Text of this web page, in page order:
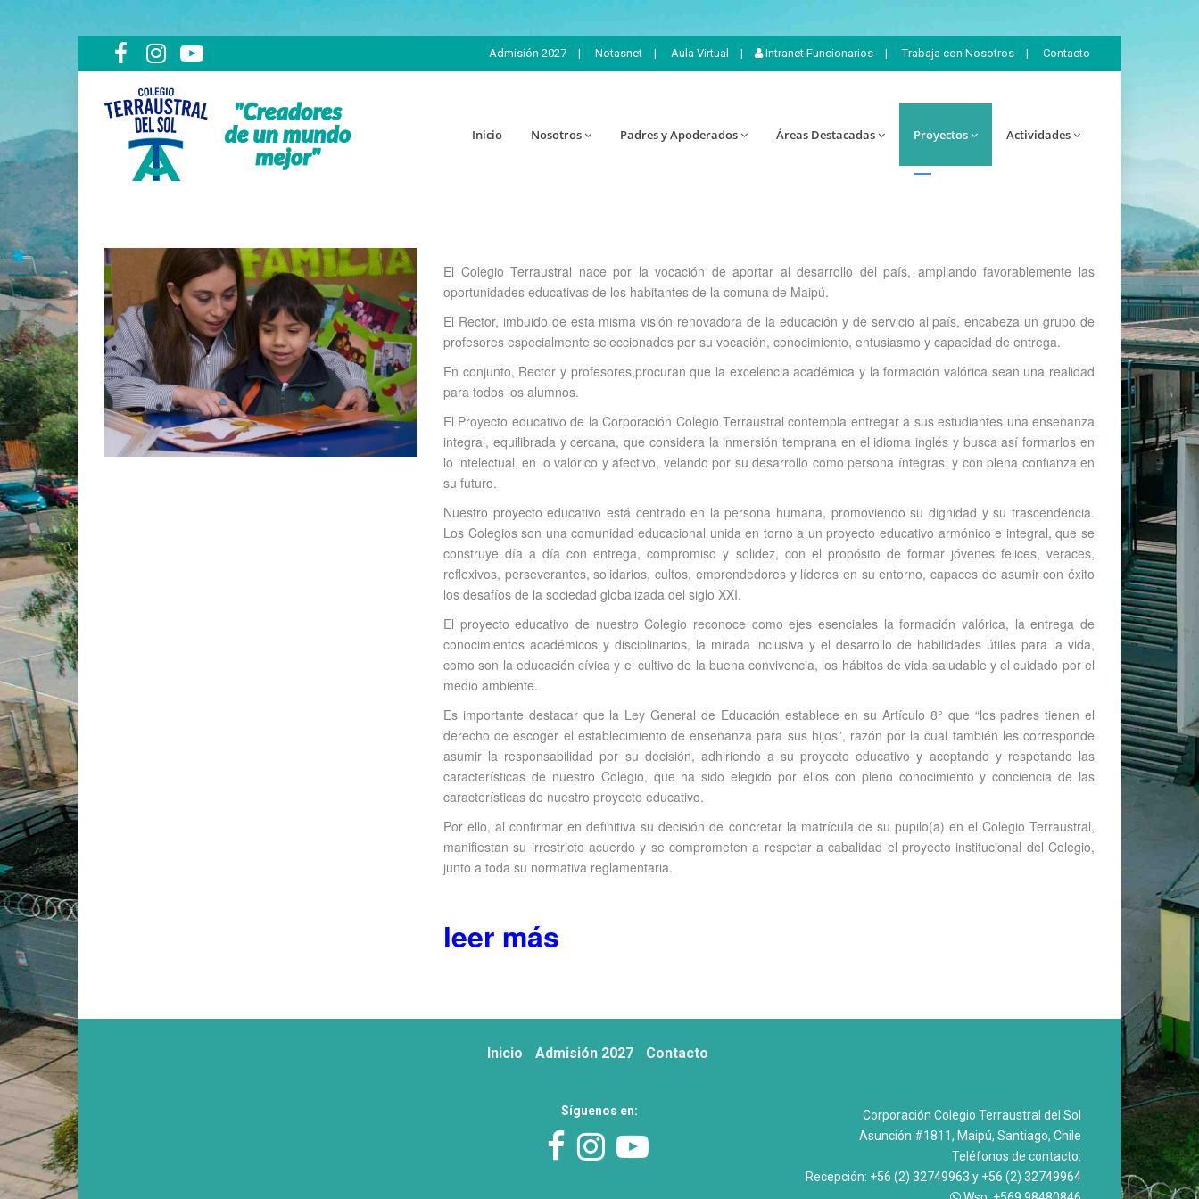
Admisión 2027 | Notasnet | Aula Virtual | Intranet Funcionarios | Trabaja con Nosotros | Contacto
Inicio Nosotros Padres y Apoderados Áreas Destacadas Proyectos Actividades
El Colegio Terraustral nace por la vocación de aportar al desarrollo del país, ampliando favorablemente las
oportunidades educativas de los habitantes de la comuna de Maipú.
El Rector, imbuido de esta misma visión renovadora de la educación y de servicio al país, encabeza un grupo de
profesores especialmente seleccionados por su vocación, conocimiento, entusiasmo y capacidad de entrega.
En conjunto, Rector y profesores,procuran que la excelencia académica y la formación valórica sean una realidad
para todos los alumnos.
El Proyecto educativo de la Corporación Colegio Terraustral contempla entregar a sus estudiantes una enseñanza
integral, equilibrada y cercana, que considera la inmersión temprana en el idioma inglés y busca así formarlos en
lo intelectual, en lo valórico y afectivo, velando por su desarrollo como persona íntegras, y con plena confianza en
su futuro.
Nuestro proyecto educativo está centrado en la persona humana, promoviendo su dignidad y su trascendencia.
Los Colegios son una comunidad educacional unida en torno a un proyecto educativo armónico e integral, que se
construye día a día con entrega, compromiso y solidez, con el propósito de formar jóvenes felices, veraces,
reflexivos, perseverantes, solidarios, cultos, emprendedores y líderes en su entorno, capaces de asumir con éxito
los desafíos de la sociedad globalizada del siglo XXI.
El proyecto educativo de nuestro Colegio reconoce como ejes esenciales la formación valórica, la entrega de
conocimientos académicos y disciplinarios, la mirada inclusiva y el desarrollo de habilidades útiles para la vida,
como son la educación cívica y el cultivo de la buena convivencia, los hábitos de vida saludable y el cuidado por el
medio ambiente.
Es importante destacar que la Ley General de Educación establece en su Artículo 8° que “los padres tienen el
derecho de escoger el establecimiento de enseñanza para sus hijos”, razón por la cual también les corresponde
asumir la responsabilidad por su decisión, adhiriendo a su proyecto educativo y aceptando y respetando las
características de nuestro Colegio, que ha sido elegido por ellos con pleno conocimiento y conciencia de las
características de nuestro proyecto educativo.
Por ello, al confirmar en definitiva su decisión de concretar la matrícula de su pupilo(a) en el Colegio Terraustral,
manifiestan su irrestricto acuerdo y se comprometen a respetar a cabalidad el proyecto institucional del Colegio,
junto a toda su normativa reglamentaria.
leer más
Inicio Admisión 2027 Contacto
Síguenos en:
Corporación Colegio Terraustral del Sol
Asunción #1811, Maipú, Santiago, Chile
Teléfonos de contacto:
Recepción: +56 (2) 32749963 y +56 (2) 32749964